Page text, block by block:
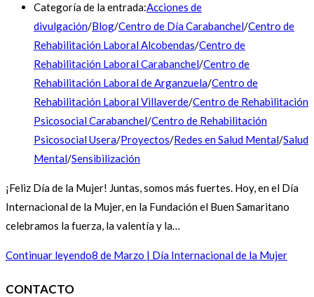
Categoría de la entrada:Acciones de
divulgación/Blog/Centro de Día Carabanchel/Centro de
Rehabilitación Laboral Alcobendas/Centro de
Rehabilitación Laboral Carabanchel/Centro de
Rehabilitación Laboral de Arganzuela/Centro de
Rehabilitación Laboral Villaverde/Centro de Rehabilitación
Psicosocial Carabanchel/Centro de Rehabilitación
Psicosocial Usera/Proyectos/Redes en Salud Mental/Salud
Mental/Sensibilización
¡Feliz Día de la Mujer! Juntas, somos más fuertes. Hoy, en el Día
Internacional de la Mujer, en la Fundación el Buen Samaritano
celebramos la fuerza, la valentía y la…
Continuar leyendo8 de Marzo | Día Internacional de la Mujer
CONTACTO